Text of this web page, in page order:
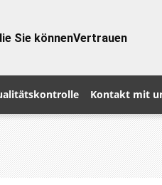
Sie könnenVertrauen
Kontakt mit